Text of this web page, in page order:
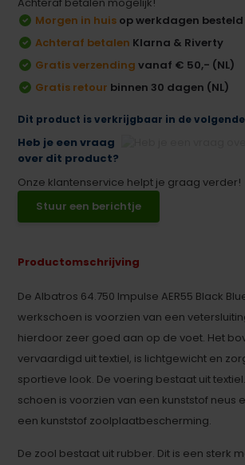
Morgen in huis op werkdagen besteld
Achteraf betalen Klarna & Riverty
Gratis verzending vanaf € 50,- (NL)
Gratis retour binnen 30 dagen (NL)
Dit product is verkrijgbaar in de
Heb je een vraag
over dit product?
Onze klantenservice helpt je graag verder!
Stuur een berichtje
Productomschrijving
De Albatros 64.750 Impulse AER55 Black
werkschoen is voorzien van een
hierdoor zeer goed aan op de voet. Het
vervaardigd uit textiel, is lichtgewicht en
sportieve look. De voering bestaat uit
schoen is voorzien van een kunststof neus
een kunststof zoolplaatbescherming.
De zool bestaat uit rubber. Dit is een sterk